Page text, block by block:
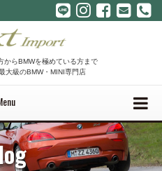
からBMWを極めている方まで
大級のBMW・MINI専門店